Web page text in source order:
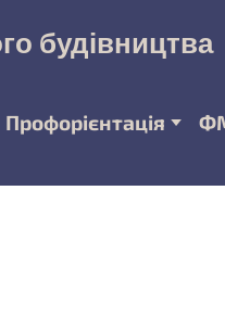
будівництва
Профорієнтація